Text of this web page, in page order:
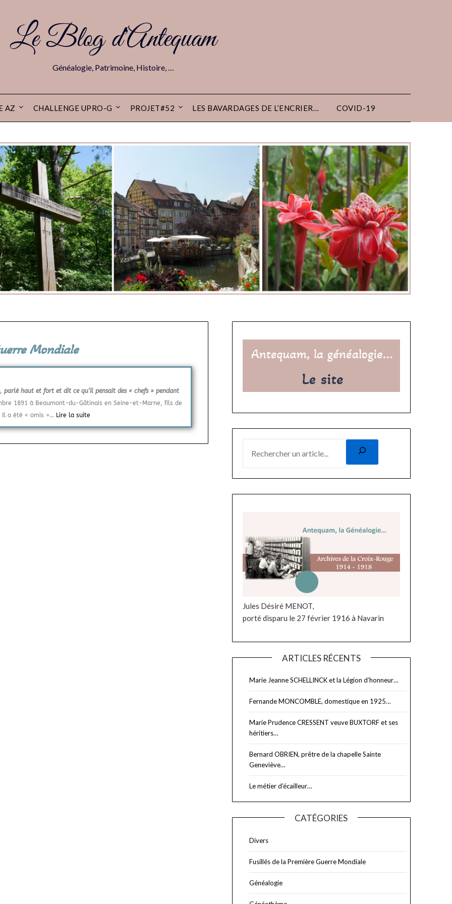
Le Blog d'Antequam
Généalogie, Patrimoine, Histoire, …
AZ CHALLENGE UPRO-G PROJET#52 LES BAVARDAGES DE L’ENCRIER… COVID-19
Mondiale
haut et fort et dit ce qu’il pensait des « chefs » pendant
1891 à Beaumont-du-Gâtinais en Seine-et-Marne, fils de
Il a été « omis »… Lire la suite
Jules Désiré MENOT,
porté disparu le 27 février 1916 à Navarin
ARTICLES RÉCENTS
Marie Jeanne SCHELLINCK et la Légion d’honneur…
Fernande MONCOMBLE, domestique en 1925…
Marie Prudence CRESSENT veuve BUXTORF et ses
héritiers…
Bernard OBRIEN, prêtre de la chapelle Sainte
Geneviève…
Le métier d’écailleur…
CATÉGORIES
Divers
Fusillés de la Première Guerre Mondiale
Généalogie